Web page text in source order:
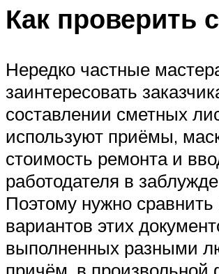
Как проверить
Нередко частные
заинтересовать
составлении сметных
используют приёмы,
стоимость ремонта и
работодателя в
Поэтому нужно
вариантов этих
выполненных разными
причём, в произвольной